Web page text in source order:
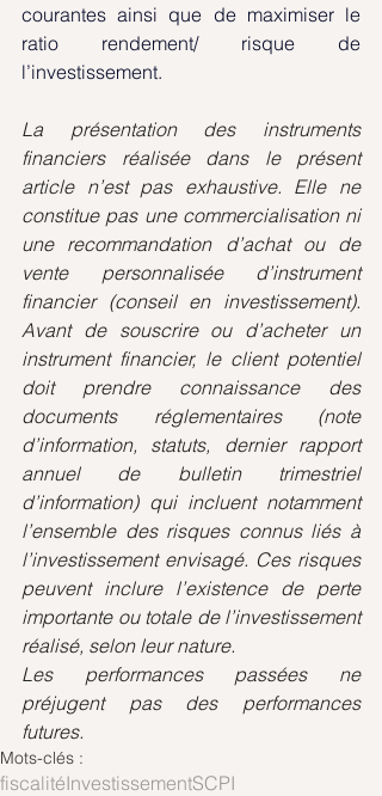
courantes ainsi que de maximiser le
ratio rendement/ risque de
l’investissement.
La présentation des instruments
financiers réalisée dans le présent
article n’est pas exhaustive. Elle ne
constitue pas une commercialisation ni
une recommandation d’achat ou de
vente personnalisée d’instrument
financier (conseil en investissement).
Avant de souscrire ou d’acheter un
instrument financier, le client potentiel
doit prendre connaissance des
documents réglementaires (note
d’information, statuts, dernier rapport
annuel de bulletin trimestriel
d’information) qui incluent notamment
l’ensemble des risques connus liés à
l’investissement envisagé. Ces risques
peuvent inclure l’existence de perte
importante ou totale de l’investissement
réalisé, selon leur nature.
Les performances passées ne
préjugent pas des performances
futures.
Mots-clés :
fiscalitéInvestissementSCPI